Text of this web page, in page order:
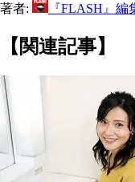
著者: 『FLASH』編
【関連記事】